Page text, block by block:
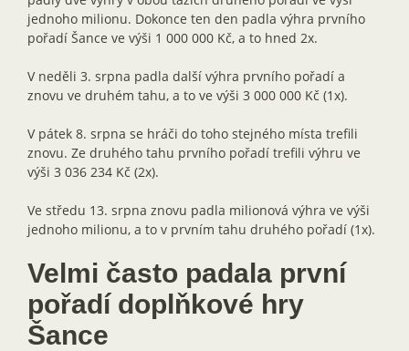
jednoho milionu. Dokonce ten den padla výhra prvního
pořadí Šance ve výši 1 000 000 Kč, a to hned 2x.
V neděli 3. srpna padla další výhra prvního pořadí a
znovu ve druhém tahu, a to ve výši 3 000 000 Kč (1x).
V pátek 8. srpna se hráči do toho stejného místa trefili
znovu. Ze druhého tahu prvního pořadí trefili výhru ve
výši 3 036 234 Kč (2x).
Ve středu 13. srpna znovu padla milionová výhra ve výši
jednoho milionu, a to v prvním tahu druhého pořadí (1x).
Velmi často padala první
pořadí doplňkové hry
Šance